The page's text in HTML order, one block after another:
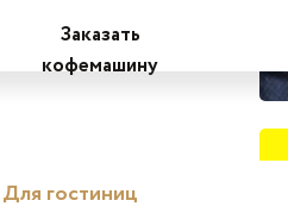
Для гостиниц
Заказать
кофемашину